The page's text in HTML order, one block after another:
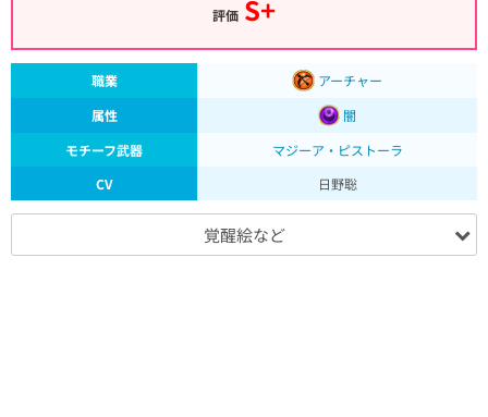
評価 S+
職業
アーチャー
属性
闇
モチーフ武器
マジーア・ピストーラ
CV
日野聡
覚醒絵など